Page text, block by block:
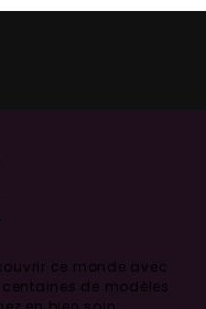
ce monde avec
de modèles